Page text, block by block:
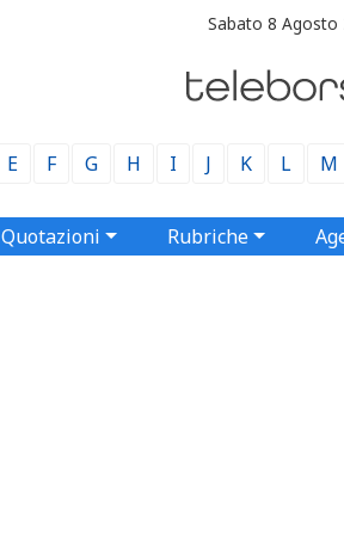
Sabato 8 Agosto
E F G H I J K L M
Quotazioni Rubriche